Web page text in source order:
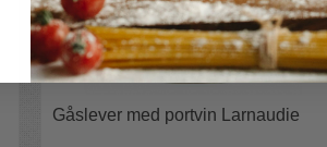
Gåslever med portvin Larnaudie